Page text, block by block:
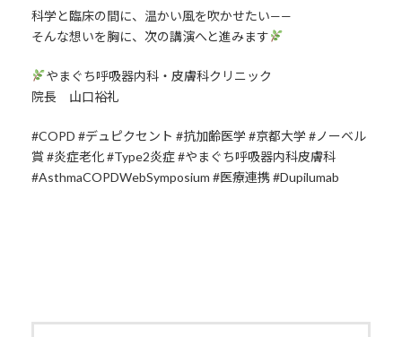
科学と臨床の間に、温かい風を吹かせたい——
そんな想いを胸に、次の講演へと進みます
やまぐち呼吸器内科・皮膚科クリニック
院長 山口裕礼
#COPD #デュピクセント #抗加齢医学 #京都大学 #ノーベル
賞 #炎症老化 #Type2炎症 #やまぐち呼吸器内科皮膚科
#AsthmaCOPDWebSymposium #医療連携 #Dupilumab